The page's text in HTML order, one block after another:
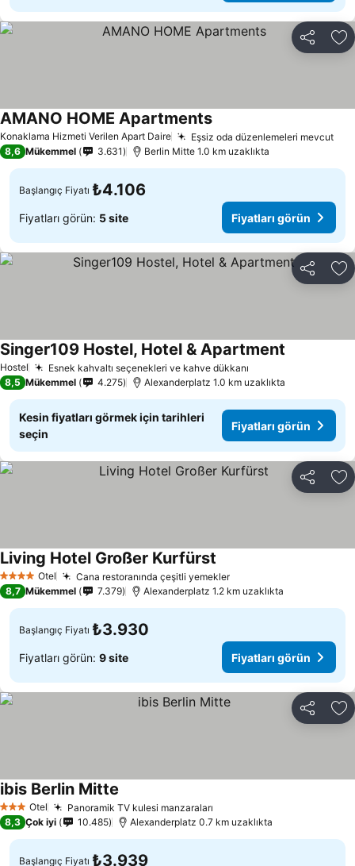
Paylaş
Konaklama Hizmeti Verilen Apart Daire Eşsiz oda düzenlemeleri mevcut
AMANO HOME Apartments
8,6 Mükemmel 3.631 Berlin Mitte 1.0 km uzaklıkta
Başlangıç Fiyatı ₺4.106
Fiyatları görün: 5 site Fiyatları görün
Paylaş
Hostel Esnek kahvaltı seçenekleri ve kahve dükkanı
Singer109 Hostel, Hotel & Apartment
8,5 Mükemmel 4.275 Alexanderplatz 1.0 km uzaklıkta
Kesin fiyatları görmek için tarihleri
seçin
Fiyatları görün
Paylaş
4 Yıldız Otel Cana restoranında çeşitli yemekler
Living Hotel Großer Kurfürst
8,7 Mükemmel 7.379 Alexanderplatz 1.2 km uzaklıkta
Başlangıç Fiyatı ₺3.930
Fiyatları görün: 9 site Fiyatları görün
Paylaş
3 YıldızOtel Panoramik TV kulesi manzaraları
ibis Berlin Mitte
8,3 Çok iyi 10.485 Alexanderplatz 0.7 km uzaklıkta
Başlangıç Fiyatı ₺3.939